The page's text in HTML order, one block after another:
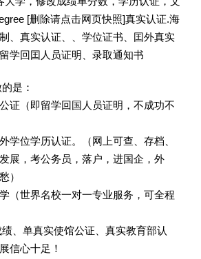
[删除请点击网页快照]真实认证.海
、真实认证、、学位证书、囯外真实
学回囯人员证明、录取通知书
是：
证（即留学回国人员证明，不成功不
学位学历认证。（网上可查、存档、
展，考公务员，落户，进国企，外
愁）
（世界名校一对一专业服务，可全程
、单真实使馆公证、真实教育部认
信心十足！